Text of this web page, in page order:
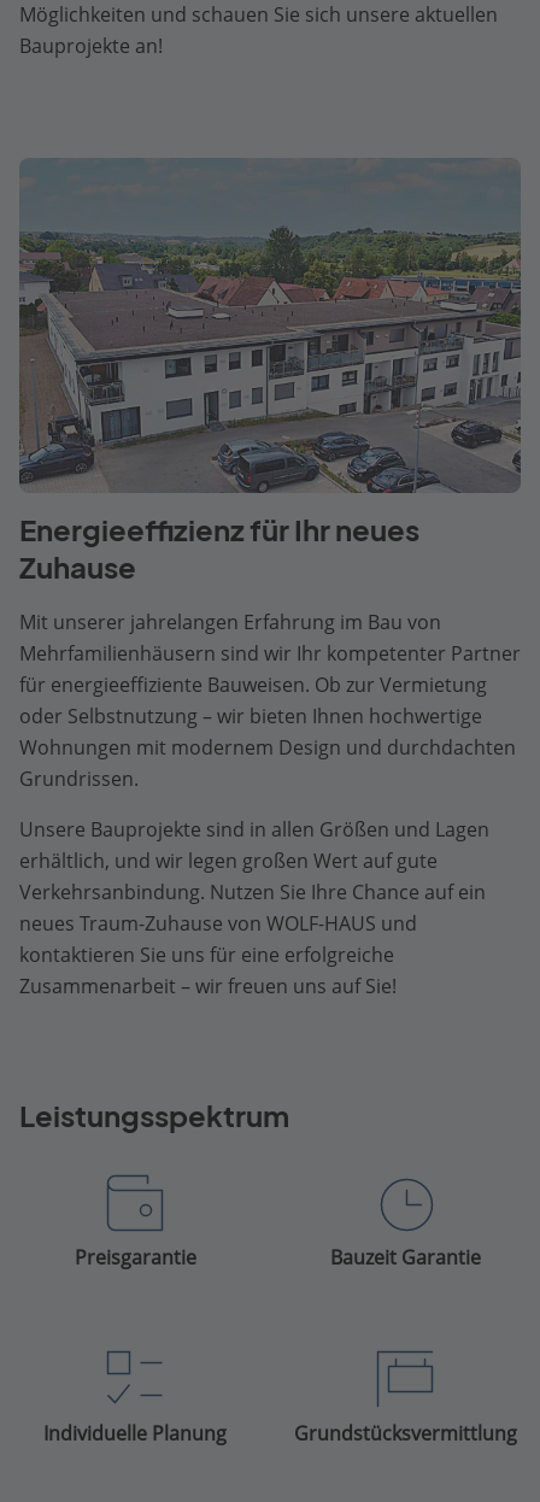
Möglichkeiten und schauen Sie sich unsere aktuellen
Bauprojekte an!
Energieeffizienz für Ihr neues
Zuhause
Mit unserer jahrelangen Erfahrung im Bau von
Mehrfamilienhäusern sind wir Ihr kompetenter Partner
für energieeffiziente Bauweisen. Ob zur Vermietung
oder Selbstnutzung – wir bieten Ihnen hochwertige
Wohnungen mit modernem Design und durchdachten
Grundrissen.
Unsere Bauprojekte sind in allen Größen und Lagen
erhältlich, und wir legen großen Wert auf gute
Verkehrsanbindung. Nutzen Sie Ihre Chance auf ein
neues Traum-Zuhause von WOLF-HAUS und
kontaktieren Sie uns für eine erfolgreiche
Zusammenarbeit – wir freuen uns auf Sie!
Leistungsspektrum
Preisgarantie Bauzeit Garantie
Individuelle Planung Grundstücksvermittlung